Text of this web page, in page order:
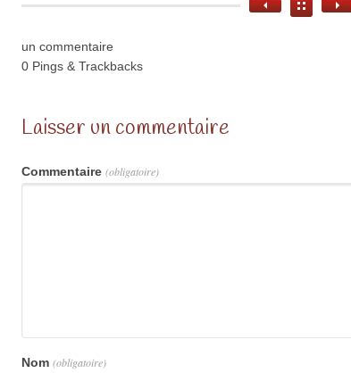
un commentaire
0 Pings & Trackbacks
Laisser un commentaire
Commentaire (obligatoire)
Nom (obligatoire)